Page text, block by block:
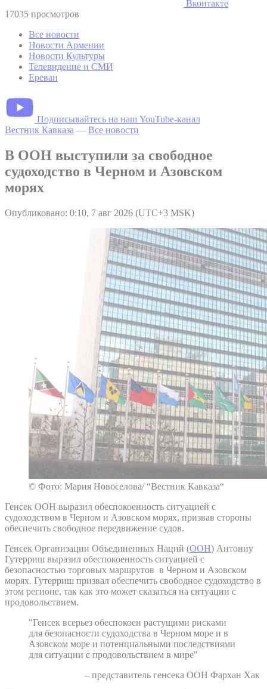
Вконтакте
17035 просмотров
Все новости
Новости Армении
Новости Культуры
Телевидение и СМИ
Ереван
Подписывайтесь на наш YouTube-канал
Вестник Кавказа — Все новости
В ООН выступили за свободное
судоходство в Черном и Азовском
морях
Опубликовано: 0:10, 7 авг 2026 (UTC+3 MSK)
© Фото: Мария Новоселова/ “Вестник Кавказа“
Генсек ООН выразил обеспокоенность ситуацией с
судоходством в Черном и Азовском морях, призвав стороны
обеспечить свободное передвижение судов.
Генсек Организации Объединенных Наций (ООН) Антониу
Гутерриш выразил обеспокоенность ситуацией с
безопасностью торговых маршрутов в Черном и Азовском
морях. Гутерриш призвал обеспечить свободное судоходство в
этом регионе, так как это может сказаться на ситуации с
продовольствием.
"Генсек всерьез обеспокоен растущими рисками
для безопасности судоходства в Черном море и в
Азовском море и потенциальными последствиями
для ситуации с продовольствием в мире"
– представитель генсека ООН Фархан Хак